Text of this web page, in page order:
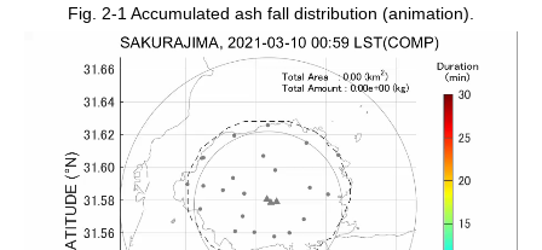
Fig. 2-1 Accumulated ash fall distribution (animation).